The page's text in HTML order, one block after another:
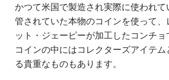
ー
ピ
ー
かつて米国で製造され実際に使われ
管されていた本物のコインを使って
ット・ジェーピーが加工したコンチョ
コインの中にはコレクターズアイテ
る貴重なものもあります。